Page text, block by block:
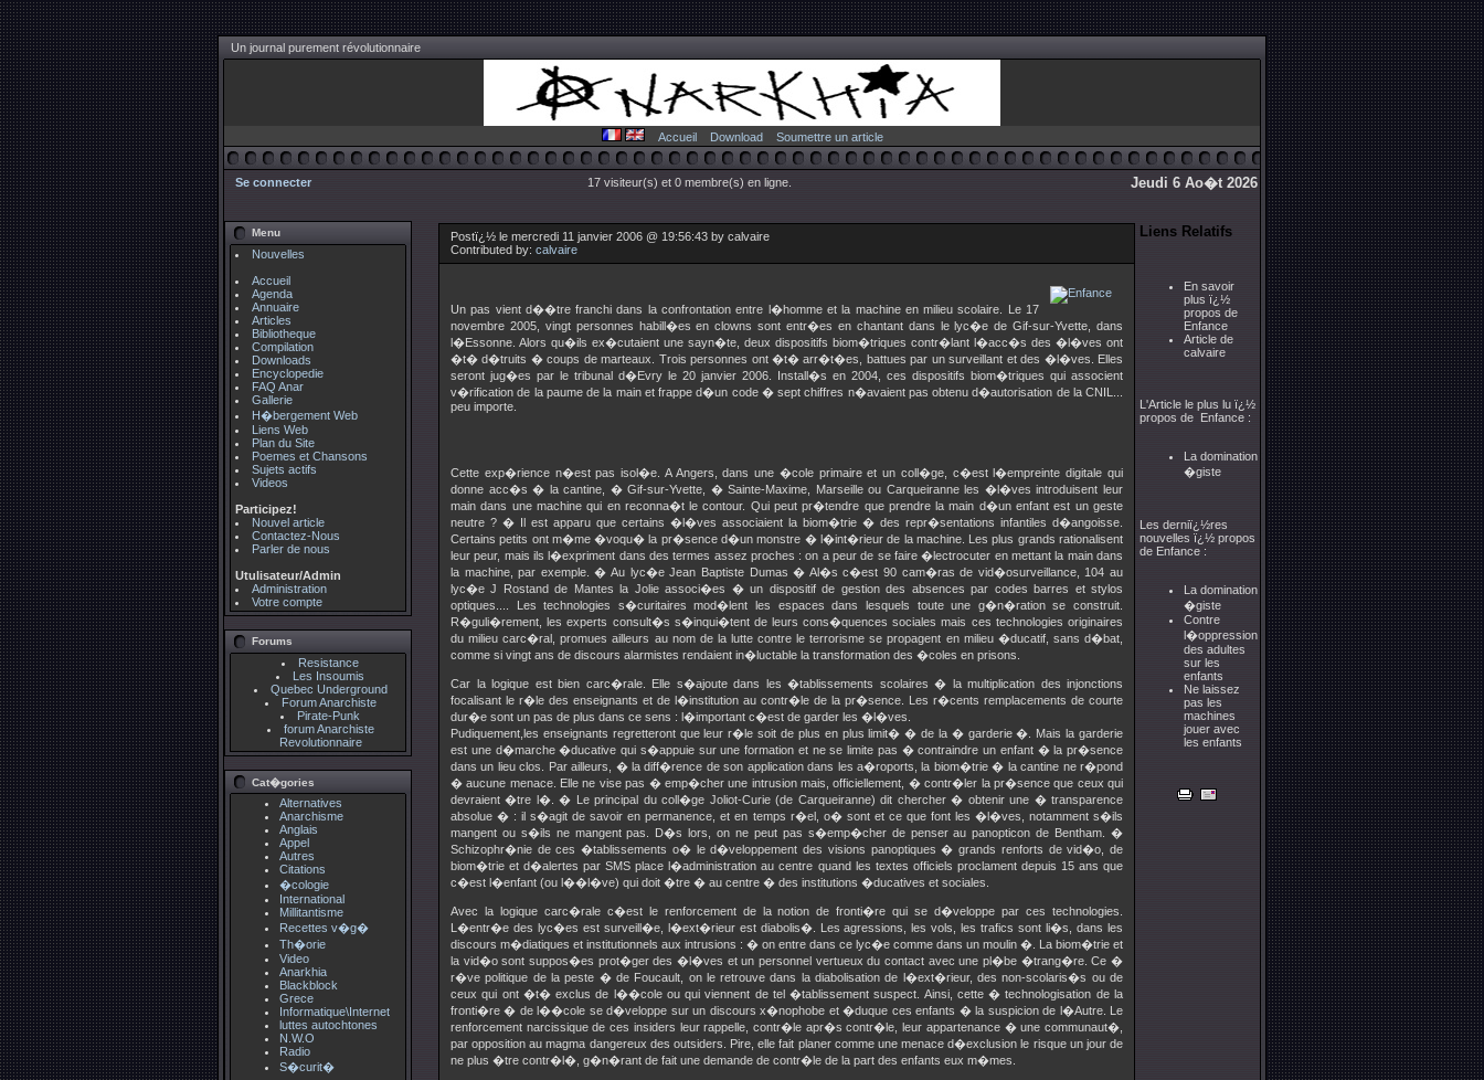
Un journal purement révolutionnaire
Accueil Download Soumettre un article
Se connecter 17 visiteur(s) et 0 membre(s) en ligne. Jeudi 6 Ao�t 2026
Menu
Nouvelles
Accueil
Agenda
Annuaire
Articles
Bibliotheque
Compilation
Downloads
Encyclopedie
FAQ Anar
Gallerie
H�bergement Web
Liens Web
Plan du Site
Poemes et Chansons
Sujets actifs
Videos
Participez!
Nouvel article
Contactez-Nous
Parler de nous
Utulisateur/Admin
Administration
Votre compte
Forums
Resistance
Les Insoumis
Quebec Underground
Forum Anarchiste
Pirate-Punk
forum Anarchiste
Revolutionnaire
Cat�gories
Alternatives
Anarchisme
Anglais
Appel
Autres
Citations
�cologie
International
Millitantisme
Recettes v�g�
Th�orie
Video
Anarkhia
Blackblock
Grece
Informatique\Internet
luttes autochtones
N.W.O
Radio
S�curit�
Postï¿½ le mercredi 11 janvier 2006 @ 19:56:43 by calvaire
Contributed by: calvaire
Un pas vient d��tre franchi dans la confrontation entre l�homme et la machine en milieu scolaire. Le 17
novembre 2005, vingt personnes habill�es en clowns sont entr�es en chantant dans le lyc�e de Gif-sur-Yvette, dans
l�Essonne. Alors qu�ils ex�cutaient une sayn�te, deux dispositifs biom�triques contr�lant l�acc�s des �l�ves ont
�t� d�truits � coups de marteaux. Trois personnes ont �t� arr�t�es, battues par un surveillant et des �l�ves. Elles
seront jug�es par le tribunal d�Evry le 20 janvier 2006. Install�s en 2004, ces dispositifs biom�triques qui associent
v�rification de la paume de la main et frappe d�un code � sept chiffres n�avaient pas obtenu d�autorisation de la CNIL...
peu importe.
Cette exp�rience n�est pas isol�e. A Angers, dans une �cole primaire et un coll�ge, c�est l�empreinte digitale qui
donne acc�s � la cantine, � Gif-sur-Yvette, � Sainte-Maxime, Marseille ou Carqueiranne les �l�ves introduisent leur
main dans une machine qui en reconna�t le contour. Qui peut pr�tendre que prendre la main d�un enfant est un geste
neutre ? � Il est apparu que certains �l�ves associaient la biom�trie � des repr�sentations infantiles d�angoisse.
Certains petits ont m�me �voqu� la pr�sence d�un monstre � l�int�rieur de la machine. Les plus grands rationalisent
leur peur, mais ils l�expriment dans des termes assez proches : on a peur de se faire �lectrocuter en mettant la main dans
la machine, par exemple. � Au lyc�e Jean Baptiste Dumas � Al�s c�est 90 cam�ras de vid�osurveillance, 104 au
lyc�e J Rostand de Mantes la Jolie associ�es � un dispositif de gestion des absences par codes barres et stylos
optiques.... Les technologies s�curitaires mod�lent les espaces dans lesquels toute une g�n�ration se construit.
R�guli�rement, les experts consult�s s�inqui�tent de leurs cons�quences sociales mais ces technologies originaires
du milieu carc�ral, promues ailleurs au nom de la lutte contre le terrorisme se propagent en milieu �ducatif, sans d�bat,
comme si vingt ans de discours alarmistes rendaient in�luctable la transformation des �coles en prisons.
Car la logique est bien carc�rale. Elle s�ajoute dans les �tablissements scolaires � la multiplication des injonctions
focalisant le r�le des enseignants et de l�institution au contr�le de la pr�sence. Les r�cents remplacements de courte
dur�e sont un pas de plus dans ce sens : l�important c�est de garder les �l�ves.
Pudiquement,les enseignants regretteront que leur r�le soit de plus en plus limit� � de la � garderie �. Mais la garderie
est une d�marche �ducative qui s�appuie sur une formation et ne se limite pas � contraindre un enfant � la pr�sence
dans un lieu clos. Par ailleurs, � la diff�rence de son application dans les a�roports, la biom�trie � la cantine ne r�pond
� aucune menace. Elle ne vise pas � emp�cher une intrusion mais, officiellement, � contr�ler la pr�sence que ceux qui
devraient �tre l�. � Le principal du coll�ge Joliot-Curie (de Carqueiranne) dit chercher � obtenir une � transparence
absolue � : il s�agit de savoir en permanence, et en temps r�el, o� sont et ce que font les �l�ves, notamment s�ils
mangent ou s�ils ne mangent pas. D�s lors, on ne peut pas s�emp�cher de penser au panopticon de Bentham. �
Schizophr�nie de ces �tablissements o� le d�veloppement des visions panoptiques � grands renforts de vid�o, de
biom�trie et d�alertes par SMS place l�administration au centre quand les textes officiels proclament depuis 15 ans que
c�est l�enfant (ou l��l�ve) qui doit �tre � au centre � des institutions �ducatives et sociales.
Avec la logique carc�rale c�est le renforcement de la notion de fronti�re qui se d�veloppe par ces technologies.
L�entr�e des lyc�es est surveill�e, l�ext�rieur est diabolis�. Les agressions, les vols, les trafics sont li�s, dans les
discours m�diatiques et institutionnels aux intrusions : � on entre dans ce lyc�e comme dans un moulin �. La biom�trie et
la vid�o sont suppos�es prot�ger des �l�ves et un personnel vertueux du contact avec une pl�be �trang�re. Ce �
r�ve politique de la peste � de Foucault, on le retrouve dans la diabolisation de l�ext�rieur, des non-scolaris�s ou de
ceux qui ont �t� exclus de l��cole ou qui viennent de tel �tablissement suspect. Ainsi, cette � technologisation de la
fronti�re � de l��cole se d�veloppe sur un discours x�nophobe et �duque ces enfants � la suspicion de l�Autre. Le
renforcement narcissique de ces insiders leur rappelle, contr�le apr�s contr�le, leur appartenance � une communaut�,
par opposition au magma dangereux des outsiders. Pire, elle fait planer comme une menace d�exclusion le risque un jour de
ne plus �tre contr�l�, g�n�rant de fait une demande de contr�le de la part des enfants eux m�mes.
Liens Relatifs
En savoir
plus ï¿½
propos de
Enfance
Article de
calvaire
L'Article le plus lu ï¿½
propos de Enfance :
La domination
�giste
Les derniï¿½res
nouvelles ï¿½ propos
de Enfance :
La domination
�giste
Contre
l�oppression
des adultes
sur les
enfants
Ne laissez
pas les
machines
jouer avec
les enfants